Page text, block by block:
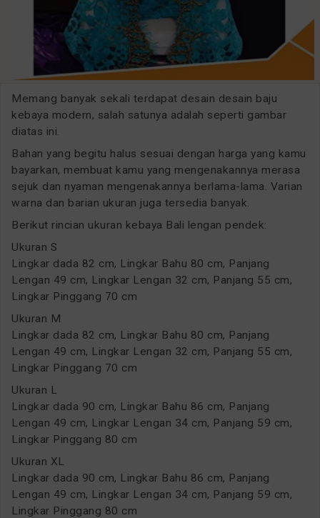
Memang banyak sekali terdapat desain desain baju
kebaya modern, salah satunya adalah seperti gambar
diatas ini.
Bahan yang begitu halus sesuai dengan harga yang kamu
bayarkan, membuat kamu yang mengenakannya merasa
sejuk dan nyaman mengenakannya berlama-lama. Varian
warna dan barian ukuran juga tersedia banyak.
Berikut rincian ukuran kebaya Bali lengan pendek:
Ukuran S
Lingkar dada 82 cm, Lingkar Bahu 80 cm, Panjang
Lengan 49 cm, Lingkar Lengan 32 cm, Panjang 55 cm,
Lingkar Pinggang 70 cm
Ukuran M
Lingkar dada 82 cm, Lingkar Bahu 80 cm, Panjang
Lengan 49 cm, Lingkar Lengan 32 cm, Panjang 55 cm,
Lingkar Pinggang 70 cm
Ukuran L
Lingkar dada 90 cm, Lingkar Bahu 86 cm, Panjang
Lengan 49 cm, Lingkar Lengan 34 cm, Panjang 59 cm,
Lingkar Pinggang 80 cm
Ukuran XL
Lingkar dada 90 cm, Lingkar Bahu 86 cm, Panjang
Lengan 49 cm, Lingkar Lengan 34 cm, Panjang 59 cm,
Lingkar Pinggang 80 cm